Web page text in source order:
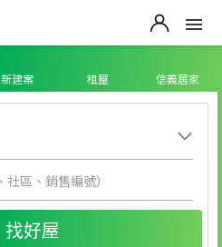
新建案 租屋 信義居家
找好屋